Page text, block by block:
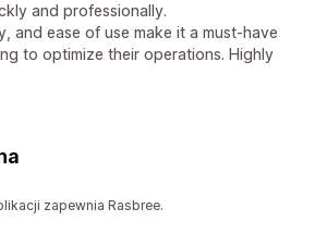
and professionally.
and ease of use make it a must-have
to optimize their operations. Highly
zapewnia Rasbree.